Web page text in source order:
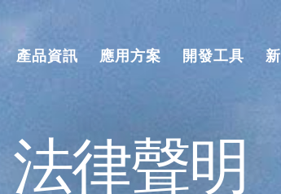
產品資訊 應用方案 開發工具
法律聲明